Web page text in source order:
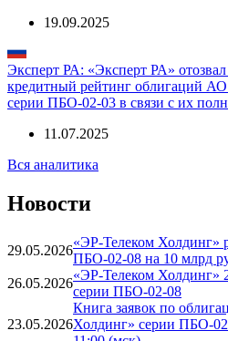
19.09.2025
Эксперт РА: «Эксперт РА»
кредитный рейтинг облигаций
серии ПБО-02-03 в связи с их
11.07.2025
Вся аналитика
Новости
29.05.2026
«ЭР-Телеком Холдинг»
ПБО-02-08 на 10 млрд
26.05.2026
«ЭР-Телеком Холдинг»
серии ПБО-02-08
23.05.2026
Книга заявок по
Холдинг» серии ПБО-